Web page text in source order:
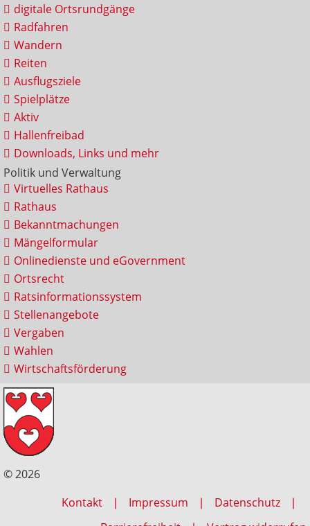
digitale Ortsrundgänge
Radfahren
Wandern
Reiten
Ausflugsziele
Spielplätze
Aktiv
Hallenfreibad
Downloads, Links und mehr
Politik und Verwaltung
Virtuelles Rathaus
Rathaus
Bekanntmachungen
Mängelformular
Onlinedienste und eGovernment
Ortsrecht
Ratsinformationssystem
Stellenangebote
Vergaben
Wahlen
Wirtschaftsförderung
© 2026
Kontakt
Impressum
Datenschutz